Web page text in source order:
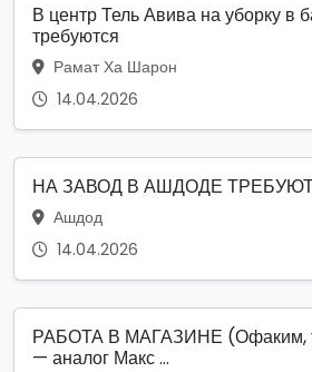
В центр Тель Авива на уборку в
требуются
Рамат Ха Шарон
14.04.2026
НА ЗАВОД В АШДОДЕ
Ашдод
14.04.2026
РАБОТА В МАГАЗИНЕ (Офаким,
— аналог Макс ...